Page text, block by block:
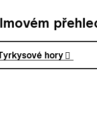
hory